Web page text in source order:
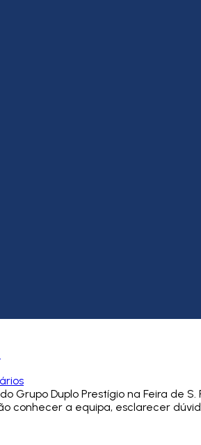
Duplo Prestígio na Feira de
conhecer a equipa, esclarecer